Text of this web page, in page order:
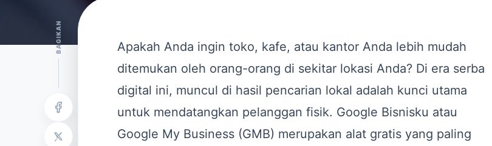
BAGIKAN
Apakah Anda ingin toko, kafe, atau kantor Anda lebih mudah
ditemukan oleh orang-orang di sekitar lokasi Anda? Di era serba
digital ini, muncul di hasil pencarian lokal adalah kunci utama
untuk mendatangkan pelanggan fisik. Google Bisnisku atau
Google My Business (GMB) merupakan alat gratis yang paling